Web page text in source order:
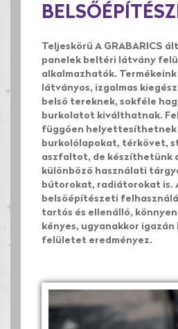
Teljeskörű A GRABARICS
panelek beltéri látvány
alkalmazhatók. Termékeink
látványos, izgalmas
belső tereknek, sokféle
burkolatot kiválthatnak.
függően helyettesíthetnek
burkolólapokat, térkövet,
aszfaltot, de készíthetünk
különböző használati
bútorokat, radiátorokat is.
belsőépítészeti
tartós és ellenálló,
kényes, ugyanakkor
felületet eredményez.